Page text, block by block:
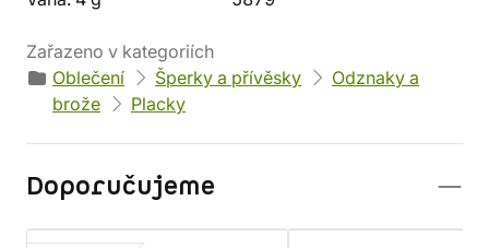
Zařazeno v kategoriích
Oblečení
Šperky a přívěsky
Odznaky a
brože
Placky
Doporučujeme